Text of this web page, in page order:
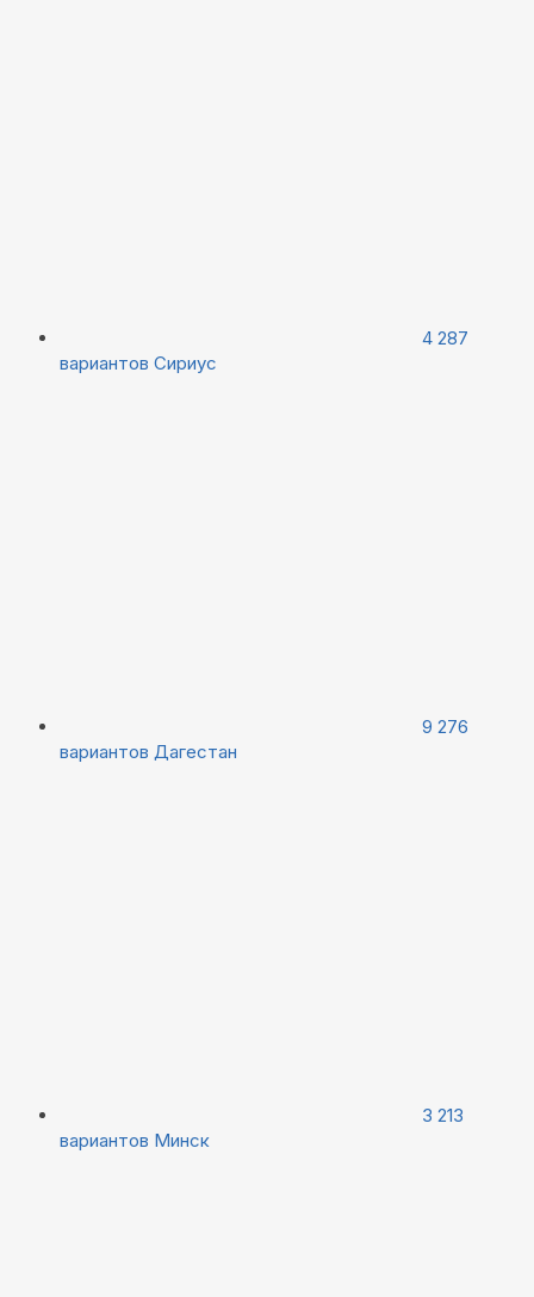
4 287
вариантов Сириус
9 276
вариантов Дагестан
3 213
вариантов Минск